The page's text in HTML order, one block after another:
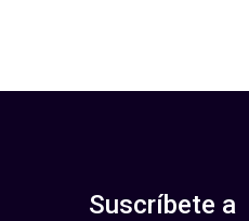
Suscríbete a